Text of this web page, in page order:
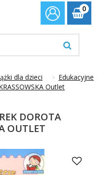
0
dla dzieci
Edukacyjne
Outlet
DOROTA
OUTLET